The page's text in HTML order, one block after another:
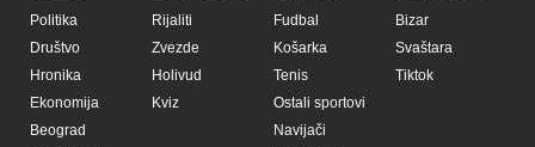
Politika
Društvo
Hronika
Ekonomija
Beograd
Rijaliti
Zvezde
Holivud
Kviz
Fudbal
Košarka
Tenis
Ostali sportovi
Navijači
Bizar
Svaštara
Tiktok